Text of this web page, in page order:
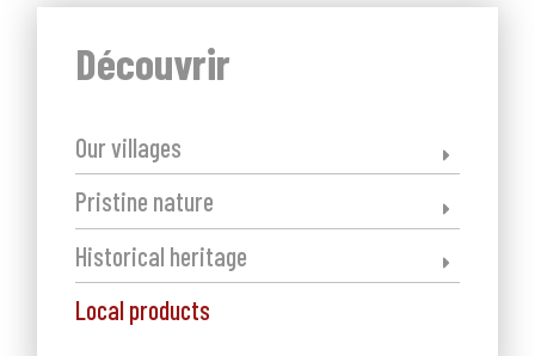
Découvrir
Our villages
Pristine nature
Historical heritage
Local products